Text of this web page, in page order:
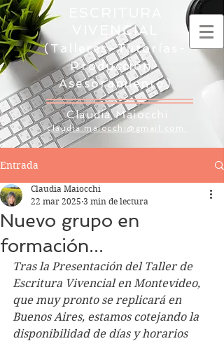
VIVENCIAL
(Talleres-Tutorías-
Producción-
Asesoramiento)
Claudia Maiocchi
claudia.maiocchi@gmail.com
Entrada
Nuevo grupo en
formación...
Claudia Maiocchi
22 mar 2025 3 min de lectura
Tras la Presentación del Taller de
Escritura Vivencial en Montevideo,
que muy pronto se replicará en
Buenos Aires, estamos cotejando la
disponibilidad de días y horarios